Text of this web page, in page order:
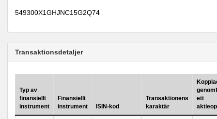
549300X1GHJNC15G2Q74
Transaktionsdetaljer
Typ av
finansiellt
instrument
Finansiellt
instrument
ISIN-kod
Transaktionens
karaktär
ett